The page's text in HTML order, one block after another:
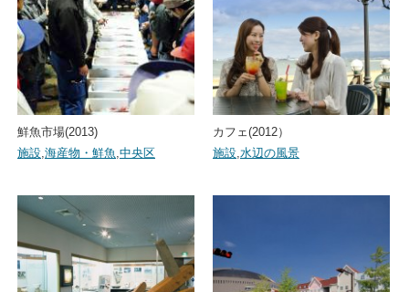
鮮魚市場(2013)
施設,海産物・鮮魚,中央区
カフェ(2012）
施設,水辺の風景